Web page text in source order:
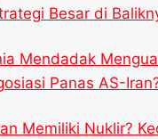
Besar di
Mendadak
Panas AS-
Memiliki Nuklir?